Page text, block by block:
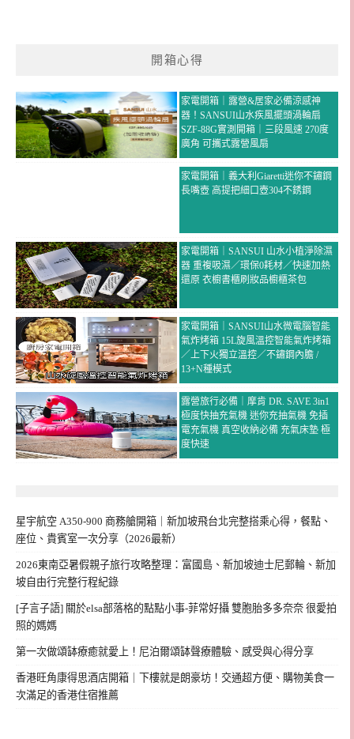
開箱心得
家電開箱｜露營&居家必備涼感神
器！SANSUI山水疾風擺頭渦輪扇
SZF-88G實測開箱｜三段風速 270度
廣角 可攜式露營風扇
家電開箱｜義大利Giaretti迷你不鏽鋼
長嘴壺 高提把細口壺304不銹鋼
家電開箱｜SANSUI 山水小植淨除濕
器 重複吸濕／環保0耗材／快速加熱
還原 衣櫥書櫃刷妝品櫥櫃茶包
家電開箱｜SANSUI山水微電腦智能
氣炸烤箱 15L旋風溫控智能氣炸烤箱
／上下火獨立溫控／不鏽鋼內膽 /
13+N種模式
露營旅行必備｜摩肯 DR. SAVE 3in1
極度快抽充氣機 迷你充抽氣機 免插
電充氣機 真空收納必備 充氣床墊 極
度快速
星宇航空 A350-900 商務艙開箱｜新加坡飛台北完整搭乘心得，餐點、
座位、貴賓室一次分享（2026最新）
2026東南亞暑假親子旅行攻略整理：富國島、新加坡迪士尼郵輪、新加
坡自由行完整行程紀錄
[子言子語] 關於elsa部落格的點點小事-菲常好攝 雙胞胎多多奈奈 很愛拍
照的媽媽
第一次做頌缽療癒就愛上！尼泊爾頌缽聲療體驗、感受與心得分享
香港旺角康得思酒店開箱｜下樓就是朗豪坊！交通超方便、購物美食一
次滿足的香港住宿推薦